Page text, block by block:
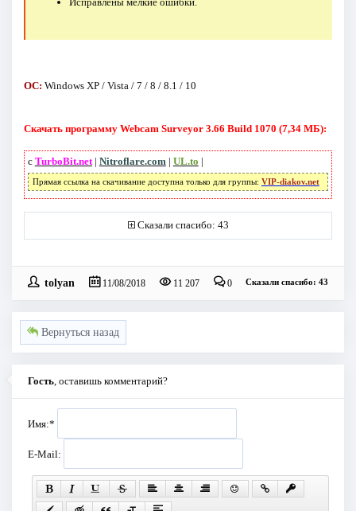
ОС: Windows XP / Vista / 7 / 8 / 8.1 / 10
Скачать программу Webcam Surveyor 3.66 Build 1070 (7,34 МБ):
с TurboBit.net| Nitroflare.com | UL.to |
Прямая ссылка на скачивание доступна только для группы: VIP-diakov.net
Сказали спасибо: 43
tolyan 11/08/2018 11 207 0 Сказали спасибо: 43
Вернуться назад
Гость , оставишь комментарий?
Имя:*
E-Mail: